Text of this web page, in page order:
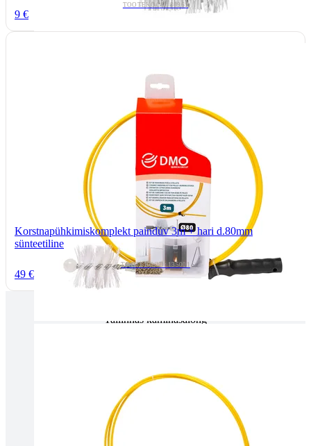
TOOTEKOOD: 80961
9 €
Korstnapühkimiskomplekt painduv 3m + hari d.80mm
sünteetiline
TOOTEKOOD: 135001
49 €
Tallinnas kaminasalong
kaminakoda@kaminakoda.ee
E-R 10:00-18:30